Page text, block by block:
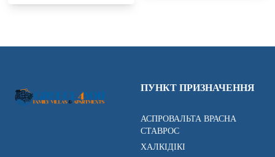
ПУНКТ ПРИЗНАЧЕННЯ
АСПРОВАЛЬТА ВРАСНА
СТАВРОС
ХАЛКІДІКІ